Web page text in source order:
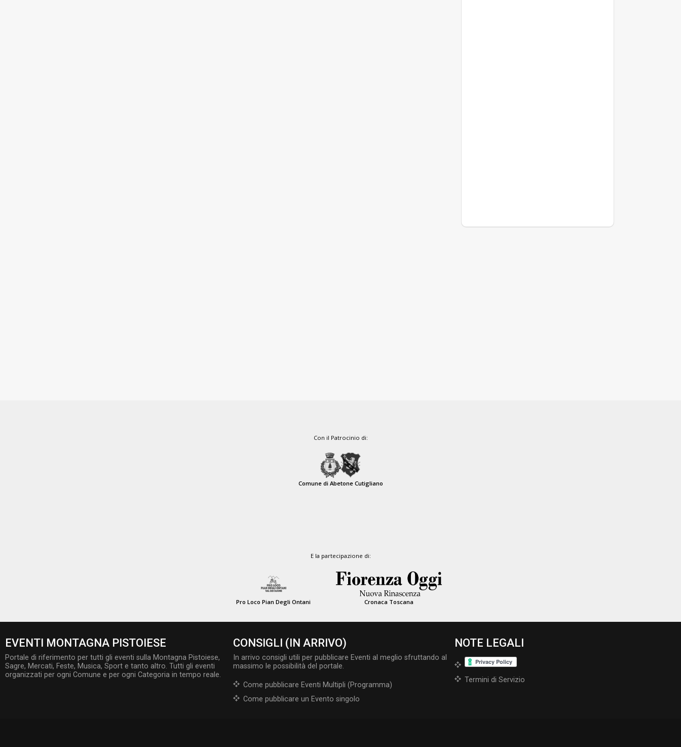
Con il Patrocinio di:
Comune di Abetone Cutigliano
E la partecipazione di:
Pro Loco Pian Degli Ontani Cronaca Toscana
EVENTI MONTAGNA PISTOIESE
Portale di riferimento per tutti gli eventi sulla Montagna Pistoiese,
Sagre, Mercati, Feste, Musica, Sport e tanto altro. Tutti gli eventi
organizzati per ogni Comune e per ogni Categoria in tempo reale.
CONSIGLI (IN ARRIVO)
In arrivo consigli utili per pubblicare Eventi al meglio sfruttando al
massimo le possibilità del portale.
Come pubblicare Eventi Multipli (Programma)
Come pubblicare un Evento singolo
NOTE LEGALI
Termini di Servizio